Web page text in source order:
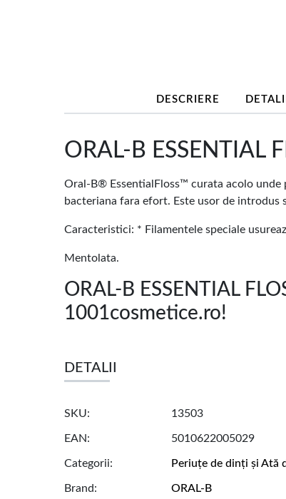
DESCRIERE DETALII
ORAL-B ESSENTIAL
Oral-B® EssentialFloss™ curata acolo
bacteriana fara efort. Este usor de introdus
Caracteristici: * Filamentele speciale
Mentolata.
ORAL-B ESSENTIAL
1001cosmetice.ro!
DETALII
SKU 13503
EAN 5010622005029
Categorii Periuțe de dinți și Ată
Brand ORAL-B